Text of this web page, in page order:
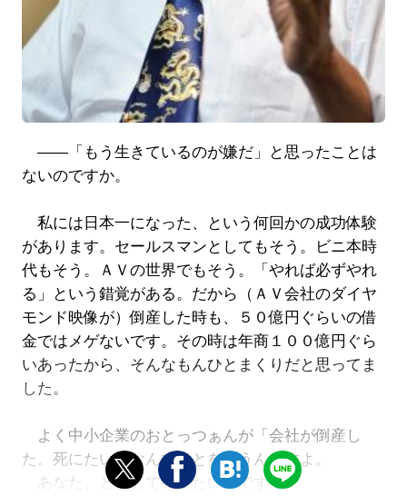
――「もう生きているのが嫌だ」と思ったことは
ないのですか。
私には日本一になった、という何回かの成功体験
があります。セールスマンとしてもそう。ビニ本時
代もそう。ＡＶの世界でもそう。「やれば必ずやれ
る」という錯覚がある。だから（ＡＶ会社のダイヤ
モンド映像が）倒産した時も、５０億円ぐらいの借
金ではメゲないです。その時は年商１００億円ぐら
いあったから、そんなもんひとまくりだと思ってま
した。
よく中小企業のおとっつぁんが「会社が倒産し
た。死にたい」なんてことを言うんですよ。
あなた、どうして死にたいんですか。